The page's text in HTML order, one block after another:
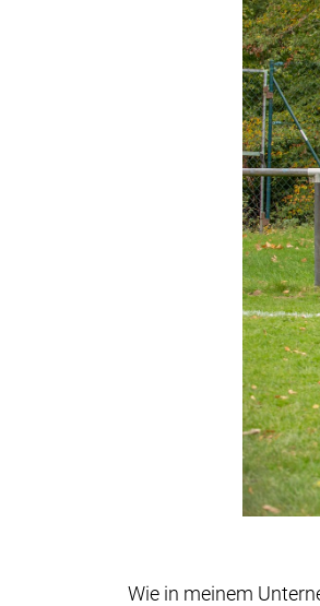
Wie in meinem